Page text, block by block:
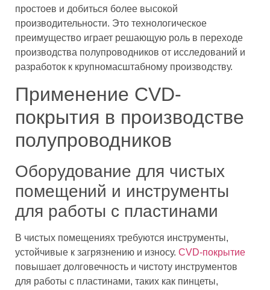
простоев и добиться более высокой
производительности. Это технологическое
преимущество играет решающую роль в переходе
производства полупроводников от исследований и
разработок к крупномасштабному производству.
Применение CVD-
покрытия в производстве
полупроводников
Оборудование для чистых
помещений и инструменты
для работы с пластинами
В чистых помещениях требуются инструменты,
устойчивые к загрязнению и износу. CVD-покрытие
повышает долговечность и чистоту инструментов
для работы с пластинами, таких как пинцеты,